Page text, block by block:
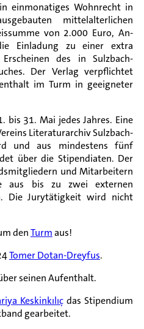
einmonatiges Wohnrecht in
mittelalterlichen
von 2.000 Euro, An-
Einladung zu einer extra
des in Sulzbach-
Der Verlag verpflichtet
im Turm in geeigneter
bis 31. Mai jedes Jahres. Eine
Literaturarchiv Sulzbach-
und aus mindestens fünf
über die Stipendiaten. Der
und Mitarbeitern
aus bis zu zwei externen
Die Jurytätigkeit wird nicht
denTurmaus!
Tomer Dotan-Dreyfus.
seinen Aufenthalt.
Keskinkılıç das Stipendium
gearbeitet.